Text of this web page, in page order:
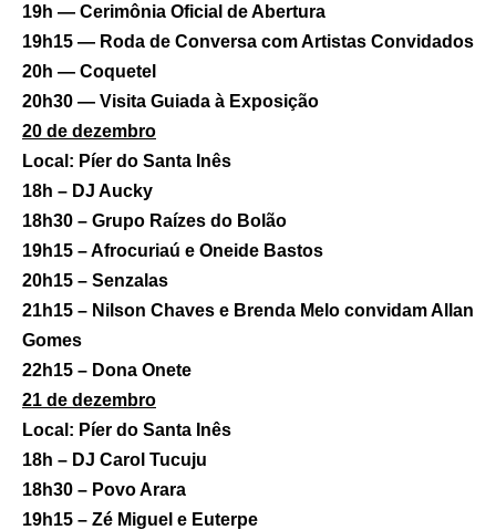
19h — Cerimônia Oficial de Abertura
19h15 — Roda de Conversa com Artistas Convidados
20h — Coquetel
20h30 — Visita Guiada à Exposição
20 de dezembro
Local: Píer do Santa Inês
18h – DJ Aucky
18h30 – Grupo Raízes do Bolão
19h15 – Afrocuriaú e Oneide Bastos
20h15 – Senzalas
21h15 – Nilson Chaves e Brenda Melo convidam Allan
Gomes
22h15 – Dona Onete
21 de dezembro
Local: Píer do Santa Inês
18h – DJ Carol Tucuju
18h30 – Povo Arara
19h15 – Zé Miguel e Euterpe